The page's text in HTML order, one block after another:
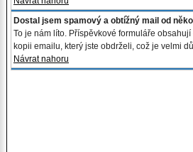
Dostal jsem spamový a obtížný mail od
To je nám líto. Příspěvkové formuláře
kopii emailu, který jste obdrželi, což je velmi
Návrat nahoru